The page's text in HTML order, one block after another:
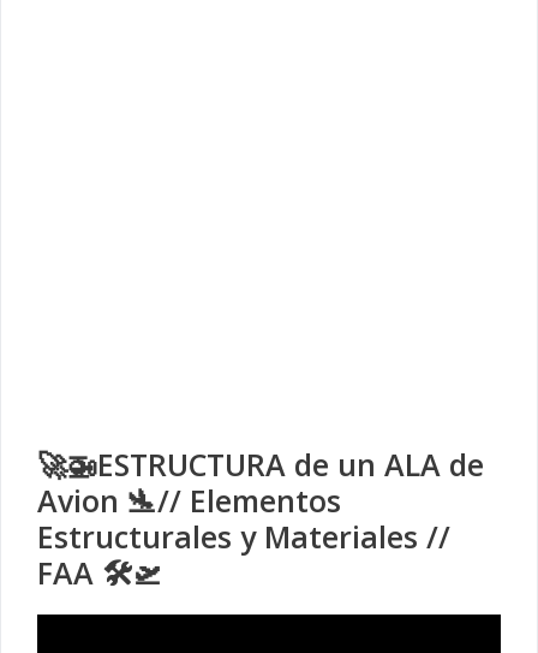
🚀🚁ESTRUCTURA de un ALA de
Avion 🛬// Elementos
Estructurales y Materiales //
FAA 🛠🛫